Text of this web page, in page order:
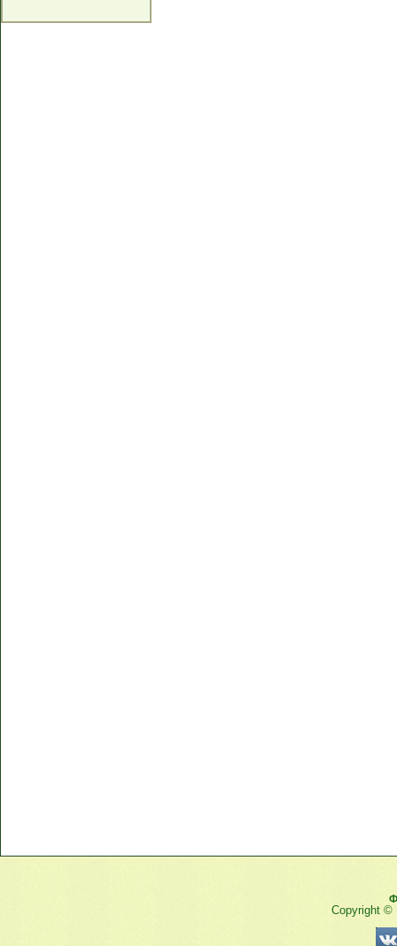
Copyright ©